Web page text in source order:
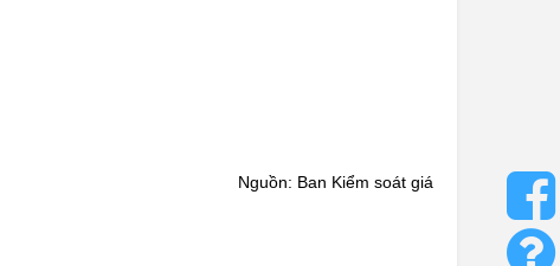
Nguồn: Ban Kiểm soát giá